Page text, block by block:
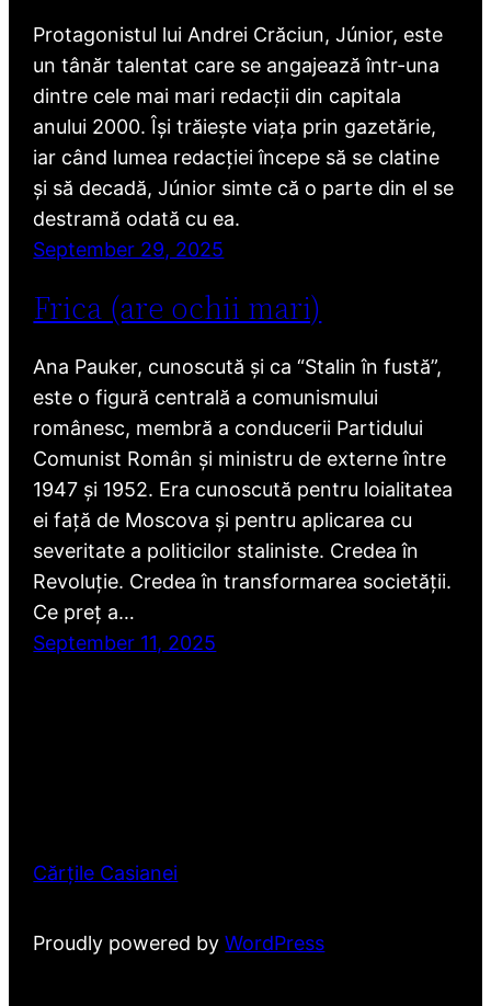
Protagonistul lui Andrei Crăciun, Júnior, este
un tânăr talentat care se angajează într-una
dintre cele mai mari redacții din capitala
anului 2000. Își trăiește viața prin gazetărie,
iar când lumea redacției începe să se clatine
și să decadă, Júnior simte că o parte din el se
destramă odată cu ea.
September 29, 2025
Frica (are ochii mari)
Ana Pauker, cunoscută și ca “Stalin în fustă”,
este o figură centrală a comunismului
românesc, membră a conducerii Partidului
Comunist Român și ministru de externe între
1947 și 1952. Era cunoscută pentru loialitatea
ei față de Moscova și pentru aplicarea cu
severitate a politicilor staliniste. Credea în
Revoluție. Credea în transformarea societății.
Ce preț a…
September 11, 2025
Cărțile Casianei
Proudly powered byWordPress